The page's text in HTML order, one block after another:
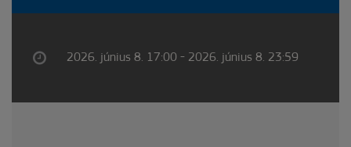
2026. június 8. 17:00 - 2026. június 8. 23:59